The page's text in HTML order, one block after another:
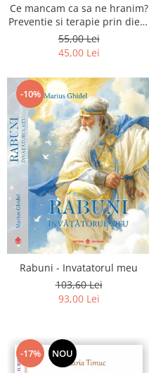
Ce mancam ca sa ne hranim?
Preventie si terapie prin dieta
in bolile cardiovasculare si in
diabetul zaharat
55,00 Lei
45,00 Lei
-10%
Rabuni - Invatatorul meu
103,60 Lei
93,00 Lei
-17% NOU